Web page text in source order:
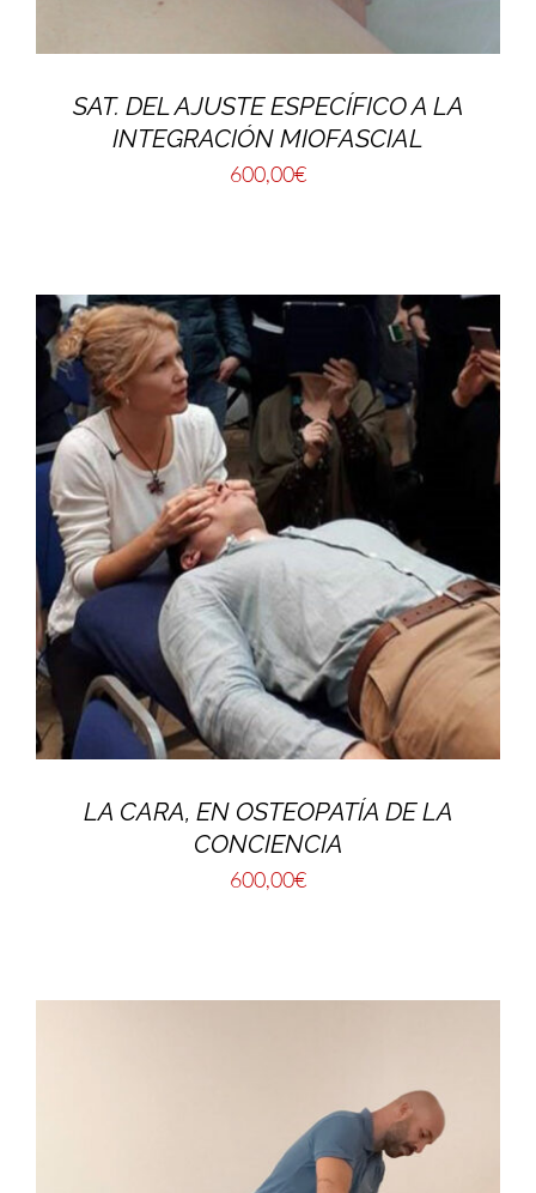
SAT. DEL AJUSTE ESPECÍFICO A LA
INTEGRACIÓN MIOFASCIAL
600,00€
LA CARA, EN OSTEOPATÍA DE LA
CONCIENCIA
600,00€